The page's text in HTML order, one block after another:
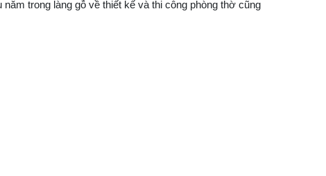
trong làng gỗ về thiết kế và thi công phòng thờ cũng